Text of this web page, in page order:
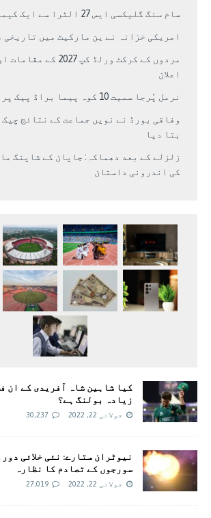
سام سنگ گلیکسی ایس 27 الٹرا سے ایک کیمرا ہٹا دے گا.
امریکی خزانہ نے ین مارکیٹ میں تاریخی
مردوں کے کرکٹ ورلڈ کپ
اعلان
نرمل پُرجا سمیت 10 کوہ پیما براڈ پیک پر لاپتہ
وفاقی بورڈ نے نویں جماعت کے نتائج چیک
بتا دیا
زلزلے کے بعد دھماکہ: جاپان کے شاپنگ
کی اندرونی داستان
کیا شاہین شاہ آفریدی کے ان
زیادہ بولنگ ہے؟
جولائی 22, 2022 30,237
نیوٹران ستارے: نئی خلائی
سورجوں کے تصادم کا نظارہ
جولائی 22, 2022 27,019